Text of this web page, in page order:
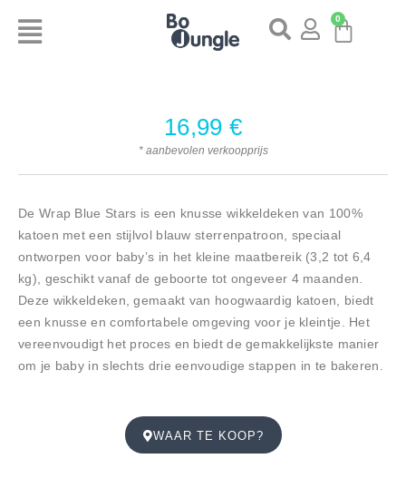
0
16,99 €
* aanbevolen verkoopprijs
De Wrap Blue Stars is een knusse wikkeldeken van 100%
katoen met een stijlvol blauw sterrenpatroon, speciaal
ontworpen voor baby’s in het kleine maatbereik (3,2 tot 6,4
kg), geschikt vanaf de geboorte tot ongeveer 4 maanden.
Deze wikkeldeken, gemaakt van hoogwaardig katoen, biedt
een knusse en comfortabele omgeving voor je kleintje. Het
vereenvoudigt het proces en biedt de gemakkelijkste manier
om je baby in slechts drie eenvoudige stappen in te bakeren.
WAAR TE KOOP?